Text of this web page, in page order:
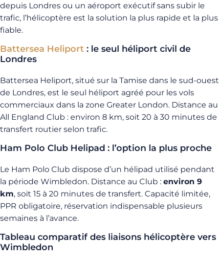
depuis Londres ou un aéroport exécutif sans subir le
trafic, l’hélicoptère est la solution la plus rapide et la plus
fiable.
Battersea Heliport : le seul héliport civil de
Londres
Battersea Heliport, situé sur la Tamise dans le sud-ouest
de Londres, est le seul héliport agréé pour les vols
commerciaux dans la zone Greater London. Distance au
All England Club : environ 8 km, soit 20 à 30 minutes de
transfert routier selon trafic.
Ham Polo Club Helipad : l’option la plus proche
Le Ham Polo Club dispose d’un hélipad utilisé pendant
la période Wimbledon. Distance au Club : environ 9
km, soit 15 à 20 minutes de transfert. Capacité limitée,
PPR obligatoire, réservation indispensable plusieurs
semaines à l’avance.
Tableau comparatif des liaisons hélicoptère vers
Wimbledon